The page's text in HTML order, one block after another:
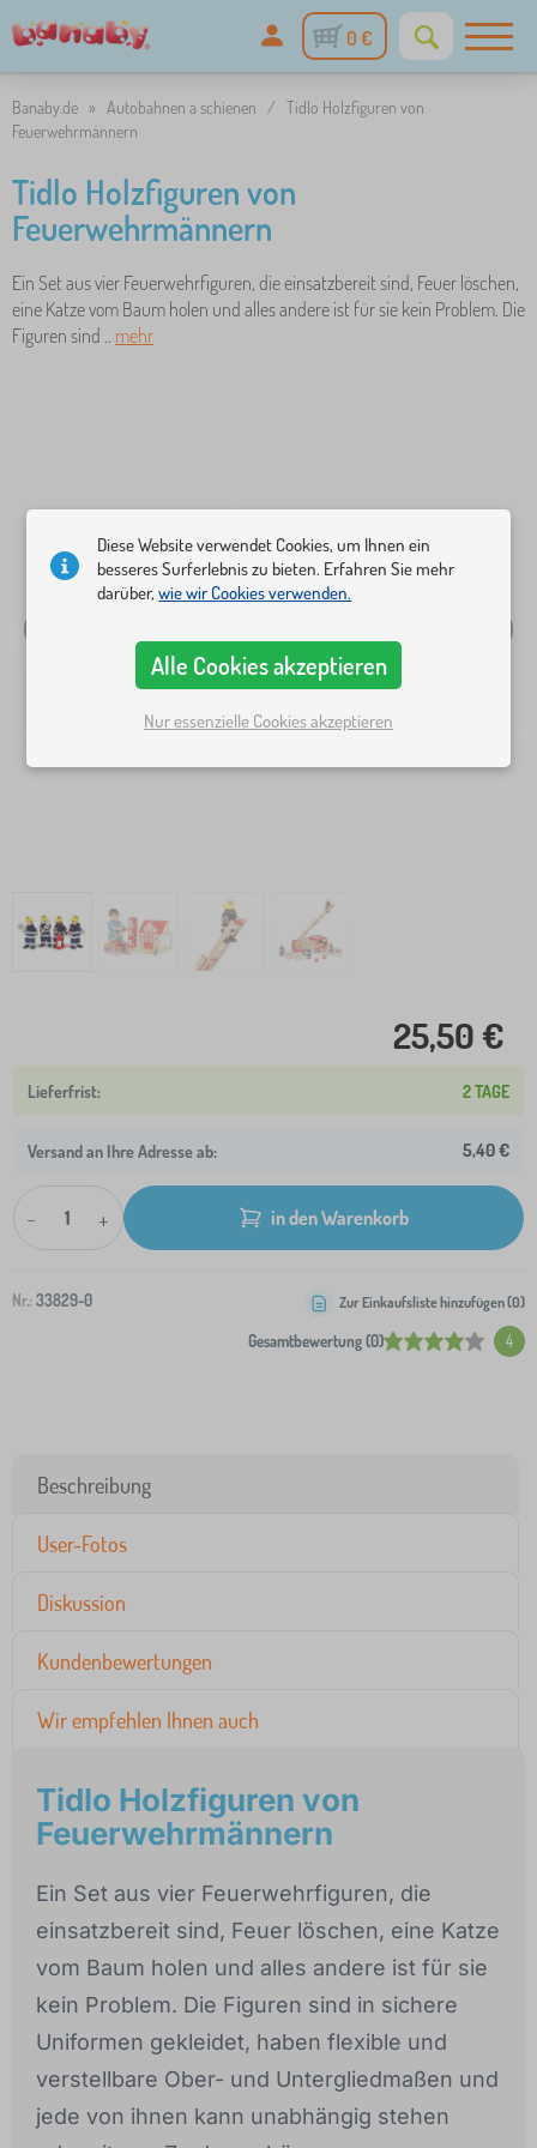
0 €
Banaby.de » Autobahnen a schienen / Tidlo Holzfiguren von
Feuerwehrmännern
Tidlo Holzfiguren von
Feuerwehrmännern
Ein Set aus vier Feuerwehrfiguren, die einsatzbereit sind, Feuer löschen,
eine Katze vom Baum holen und alles andere ist für sie kein Problem. Die
Figuren sind .. mehr
25,50 €
2 TAGE
Versand an Ihre Adresse ab: 5,40 €
- + in den Warenkorb
Nr.: 33829-0
Gesamtbewertung (0) 4
Zur Einkaufsliste hinzufügen (0)
Beschreibung
User-Fotos
Diskussion
Kundenbewertungen
Wir empfehlen Ihnen auch
Tidlo Holzfiguren von
Feuerwehrmännern
Ein Set aus vier Feuerwehrfiguren, die
einsatzbereit sind, Feuer löschen, eine Katze
vom Baum holen und alles andere ist für sie
kein Problem. Die Figuren sind in sichere
Uniformen gekleidet, haben flexible und
verstellbare Ober- und Untergliedmaßen und
jede von ihnen kann unabhängig stehen
Diese Website verwendet Cookies, um Ihnen ein
besseres Surferlebnis zu bieten. Erfahren Sie mehr
darüber,wie wir Cookies verwenden.
Alle Cookies akzeptieren
Nur essenzielle Cookies akzeptieren